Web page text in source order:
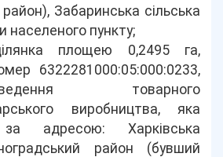
Забаринська сільська
пункту;
площею 0,2495 га,
6322281000:05:000:0233,
товарного
виробництва, яка
адресою: Харківська
район (бувший